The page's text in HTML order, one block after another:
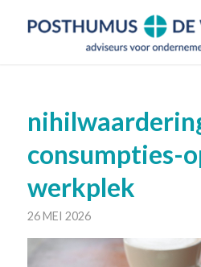
consumpties-
werkplek
26 MEI 2026